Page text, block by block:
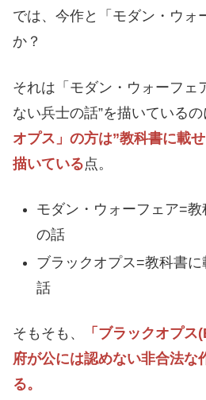
では、今作と「モダン・ウォ
か？
それは「モダン・ウォーフェ
ない兵士の話”を描いているの
オプス」の方は”教科書に載
描いている点。
モダン・ウォーフェア=
の話
ブラックオプス=教科書
話
そもそも、
「ブラックオプ
府が公には認めない非合法な
る。